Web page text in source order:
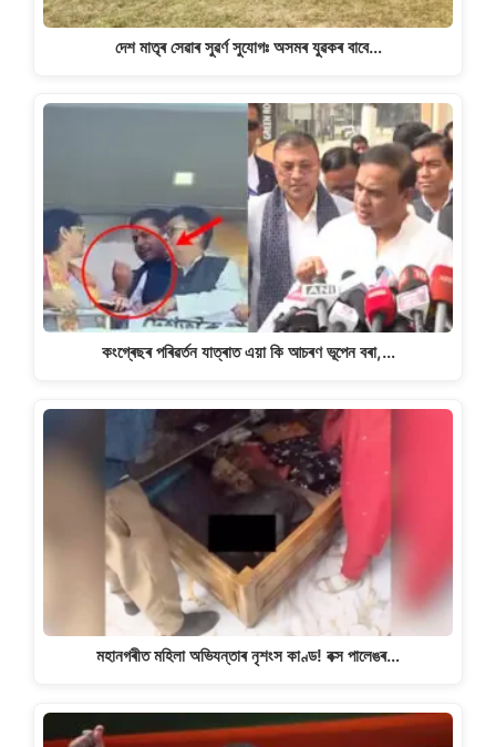
দেশ মাতৃৰ সেৱাৰ সুৱৰ্ণ সুযোগঃ অসমৰ যুৱকৰ বাবে…
কংগ্ৰেছৰ পৰিৱৰ্তন যাত্ৰাত এয়া কি আচৰণ ভূপেন বৰা,…
মহানগৰীত মহিলা অভিযন্তাৰ নৃশংস কাণ্ড! বক্স পালেঙৰ…